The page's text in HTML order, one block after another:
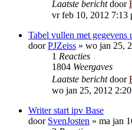
Laatste berichtdoor
vr feb 10, 2012 7:13
Tabel vullen met gegevens
doorPJZeiss » wo jan 25,
1 Reacties
1804 Weergaves
Laatste berichtdoor
wo jan 25, 2012
Writer start ipv Base
door SvenJosten » ma jan